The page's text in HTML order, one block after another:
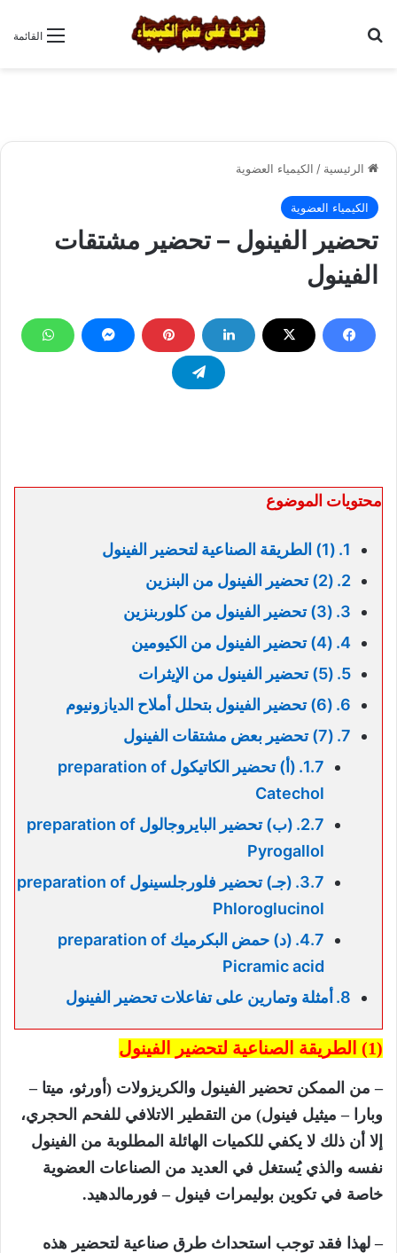
القائمة
الرئيسية / الكيمياء العضوية
الكيمياء العضوية
تحضير الفينول – تحضير مشتقات
الفينول
محتويات الموضوع
(1) الطريقة الصناعية لتحضير الفينول
(2) تحضير الفينول من البنزين
(3) تحضير الفينول من كلوربنزين
(4) تحضير الفينول من الكيومين
(5) تحضير الفينول من الإيثرات
(6) تحضير الفينول بتحلل أملاح الديازونيوم
(7) تحضير بعض مشتقات الفينول
(أ) تحضير الكاتيكول preparation of
Catechol
(ب) تحضير البايروجالول preparation of
Pyrogallol
(جـ) تحضير فلورجلسينول preparation of
Phloroglucinol
(د) حمض البكرميك preparation of
Picramic acid
أمثلة وتمارين على تفاعلات تحضير الفينول
(1) الطريقة الصناعية لتحضير الفينول
– من الممكن تحضير الفينول والكريزولات (أورثو، ميتا –
وبارا – ميثيل فينول) من التقطير الاتلافي للفحم الحجري،
إلا أن ذلك لا يكفي للكميات الهائلة المطلوبة من الفينول
نفسه والذي يُستغل في العديد من الصناعات العضوية
خاصة في تكوين بوليمرات فينول – فورمالدهيد.
– لهذا فقد توجب استحداث طرق صناعية لتحضير هذه